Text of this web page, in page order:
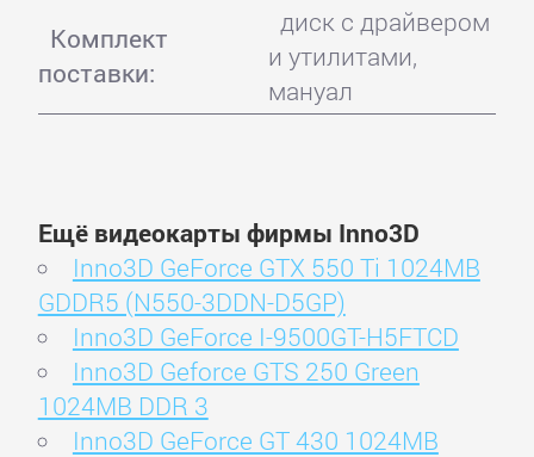
Комплект
поставки:
диск с драйвером
и утилитами,
мануал
Ещё видеокарты фирмы Inno3D
Inno3D GeForce GTX 550 Ti 1024MB
GDDR5 (N550-3DDN-D5GP)
Inno3D GeForce I-9500GT-H5FTCD
Inno3D Geforce GTS 250 Green
1024MB DDR 3
Inno3D GeForce GT 430 1024MB